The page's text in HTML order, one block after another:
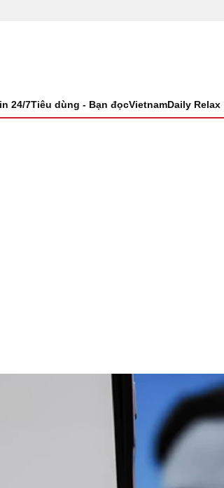
24/7Tiêu dùng - Bạn đọcVietnamDaily Relax